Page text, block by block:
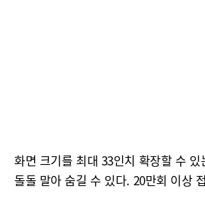
화면 크기를 최대 33인치 확장할 수
돌돌 말아 숨길 수 있다. 20만회 이상